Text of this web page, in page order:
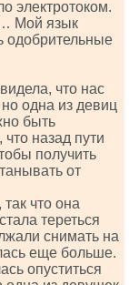
электротоком.
Мой язык
одобрительные
что нас
одна из девиц
быть
назад пути
получить
от
что она
тереться
снимать на
еще больше.
опуститься